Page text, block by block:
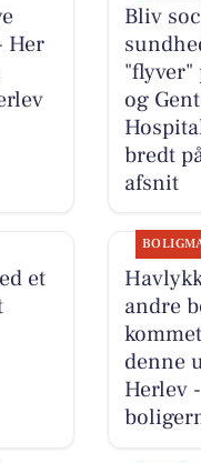
Her
Bliv
"flyver"
og
bredt
afsnit
et
andre
denne
Herlev